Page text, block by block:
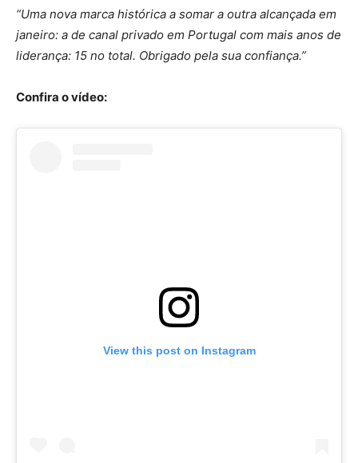
“Uma nova marca histórica a somar a outra alcançada em
janeiro: a de canal privado em Portugal com mais anos de
liderança: 15 no total. Obrigado pela sua confiança.”
Confira o vídeo:
View this post on Instagram